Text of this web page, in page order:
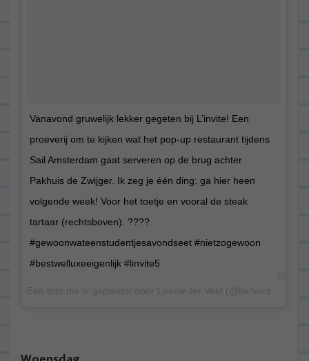
Vanavond gruwelijk lekker gegeten bij L’invite! Een
proeverij om te kijken wat het pop-up restaurant tijdens
Sail Amsterdam gaat serveren op de brug achter
Pakhuis de Zwijger. Ik zeg je één ding: ga hier heen
volgende week! Voor het toetje en vooral de steak
tartaar (rechtsboven). ????
#gewoonwateenstudentjesavondseet #nietzogewoon
#bestwelluxeeigenlijk #linvite5